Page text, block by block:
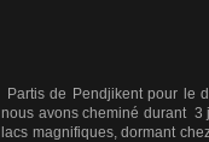
Partis de Pendjikent pour le
nous avons cheminé durant 3
lacs magnifiques, dormant